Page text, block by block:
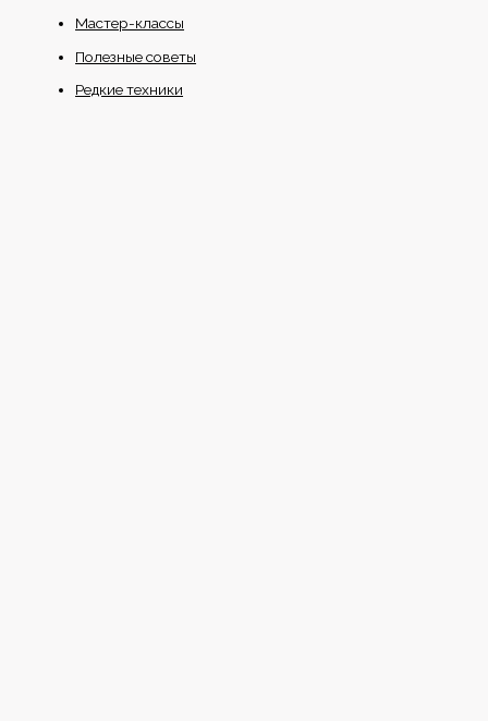
Мастер-классы
Полезные советы
Редкие техники